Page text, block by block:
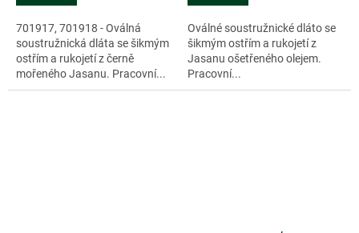
701917, 701918 - Oválná
soustružnická dláta se šikmým
ostřím a rukojetí z černě
mořeného Jasanu. Pracovní...
Oválné soustružnické dláto se
šikmým ostřím a rukojetí z
Jasanu ošetřeného olejem.
Pracovní...